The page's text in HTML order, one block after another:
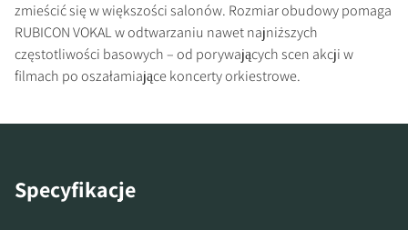
zmieścić się w większości salonów. Rozmiar obudowy pomaga
RUBICON VOKAL w odtwarzaniu nawet najniższych
częstotliwości basowych – od porywających scen akcji w
filmach po oszałamiające koncerty orkiestrowe.
Specyfikacje
Wypełnij formularz, aby uzyskać
natychmiastowy dostęp do wszystkich
zablokowanych plików do pobrania w
witrynie.